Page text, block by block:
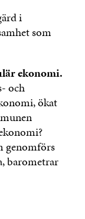
i
som
ekonomi.
och
ökat
genomförs
barometrar